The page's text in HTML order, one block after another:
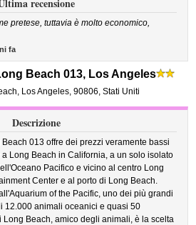
recensione
pretese, tuttavia è molto economico,
fa
Beach 013, Los Angeles
Los Angeles,90806, Stati Uniti
Descrizione
013 offre dei prezzi veramente bassi
Long Beach in California, a un solo isolato
Pacifico e vicino al centro Long
Center e al porto di Long Beach.
of the Pacific, uno dei più grandi
12.000 animali oceanici e quasi 50
Beach, amico degli animali, è la scelta